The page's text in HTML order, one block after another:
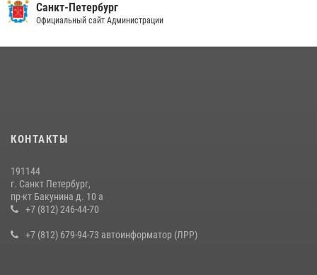
Санкт-Петербург
Официальный сайт Администрации
КОНТАКТЫ
191144
г. Санкт Петербург,
пр-кт Бакунина д. 10 а
+7 (812) 246-44-70
+7 (812) 679-94-73 автоинформатор (ЛРР)